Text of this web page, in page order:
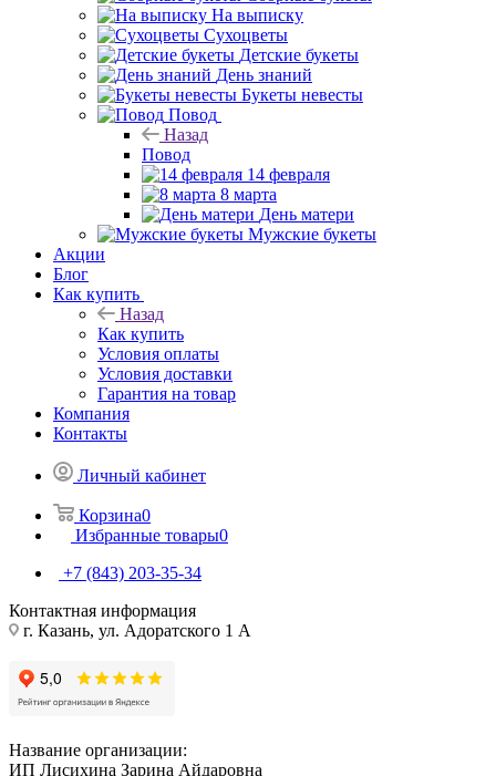
На выписку
Сухоцветы
Детские букеты
День знаний
Букеты невесты
Повод
Назад
Повод
14 февраля
8 марта
День матери
Мужские букеты
Акции
Блог
Как купить
Назад
Как купить
Условия оплаты
Условия доставки
Гарантия на товар
Компания
Контакты
Личный кабинет
Корзина0
Избранные товары0
+7 (843) 203-35-34
Контактная информация
г. Казань, ул. Адоратского 1 А
Название организации:
ИП Лисихина Зарина Айдаровна